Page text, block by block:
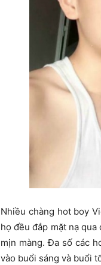
Nhiều chàng hot boy
họ đều đắp mặt nạ
mịn màng. Đa số các
vào buổi sáng và buổi